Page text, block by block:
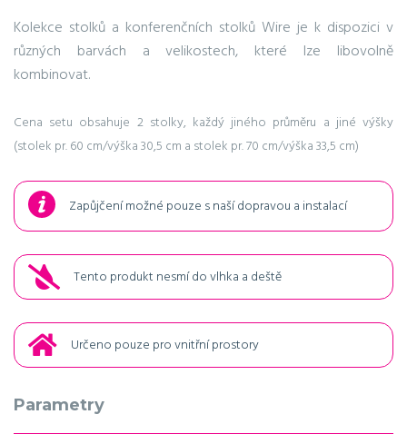
Kolekce stolků a konferenčních stolků Wire je k dispozici v
různých barvách a velikostech, které lze libovolně
kombinovat.
Cena setu obsahuje 2 stolky, každý jiného průměru a jiné výšky
(stolek pr. 60 cm/výška 30,5 cm a stolek pr. 70 cm/výška 33,5 cm)
Zapůjčení možné pouze s naší dopravou a instalací
Tento produkt nesmí do vlhka a deště
Určeno pouze pro vnitřní prostory
Parametry